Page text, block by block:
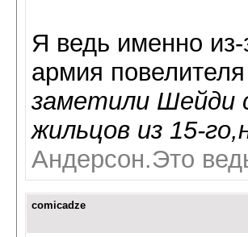
Я ведь именно
армия
заметили Шейди
жильцов из 15-
Андерсон.Это
comicadze